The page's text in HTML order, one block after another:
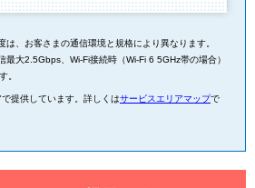
は、お客さまの通信環境と規格により異なります。
最大2.5Gbps、Wi-Fi接続時（Wi-Fi 6 5GHz帯の場合）
。
提供しています。詳しくはサービスエリアマップで